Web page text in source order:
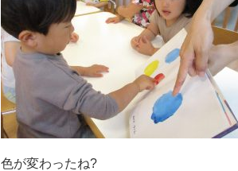
色が変わったね?